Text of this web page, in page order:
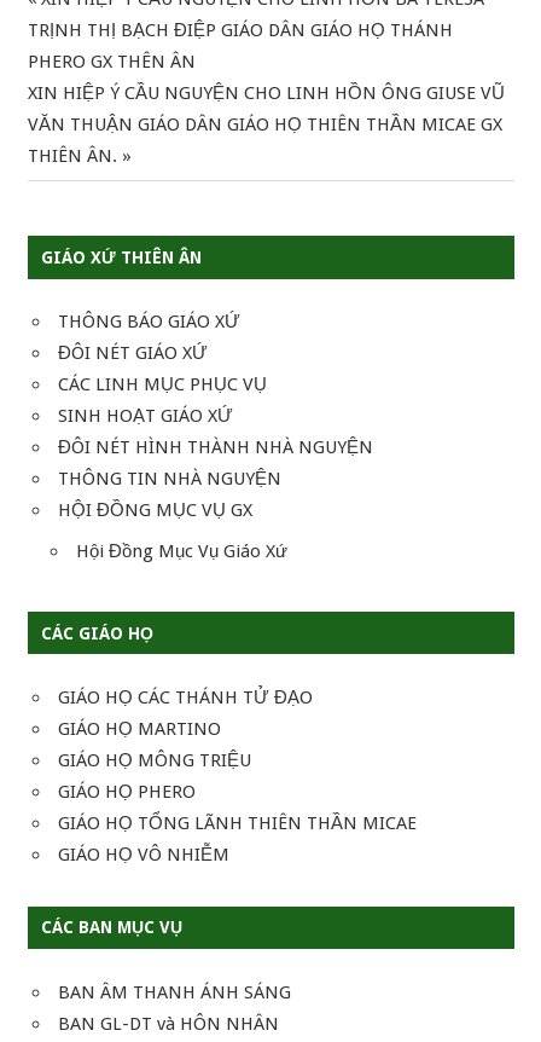
GIÁO XỨ THIÊN ÂN
THÔNG BÁO GIÁO XỨ
ĐÔI NÉT GIÁO XỨ
CÁC LINH MỤC PHỤC VỤ
SINH HOẠT GIÁO XỨ
ĐÔI NÉT HÌNH THÀNH NHÀ NGUYỆN
THÔNG TIN NHÀ NGUYỆN
HỘI ĐỒNG MỤC VỤ GX
Hội Đồng Mục Vụ Giáo Xứ
CÁC GIÁO HỌ
GIÁO HỌ CÁC THÁNH TỬ ĐẠO
GIÁO HỌ MARTINO
GIÁO HỌ MÔNG TRIỆU
GIÁO HỌ PHERO
GIÁO HỌ TỔNG LÃNH THIÊN THẦN MICAE
GIÁO HỌ VÔ NHIỄM
CÁC BAN MỤC VỤ
BAN ÂM THANH ÁNH SÁNG
BAN GL-DT và HÔN NHÂN
hướng
bài
viết
Post:
TRỊNH THỊ BẠCH ĐIỆP GIÁO DÂN GIÁO HỌ THÁNH
PHERO GX THÊN ÂN
Next
Post:
XIN HIỆP Ý CẦU NGUYỆN CHO LINH HỒN ÔNG GIUSE VŨ
VĂN THUẬN GIÁO DÂN GIÁO HỌ THIÊN THẦN MICAE GX
THIÊN ÂN.